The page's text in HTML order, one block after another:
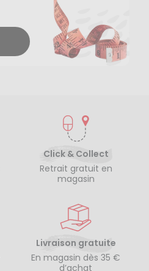
Click & Collect
Retrait gratuit en
magasin
Livraison gratuite
En magasin dès 35 €
d’achat